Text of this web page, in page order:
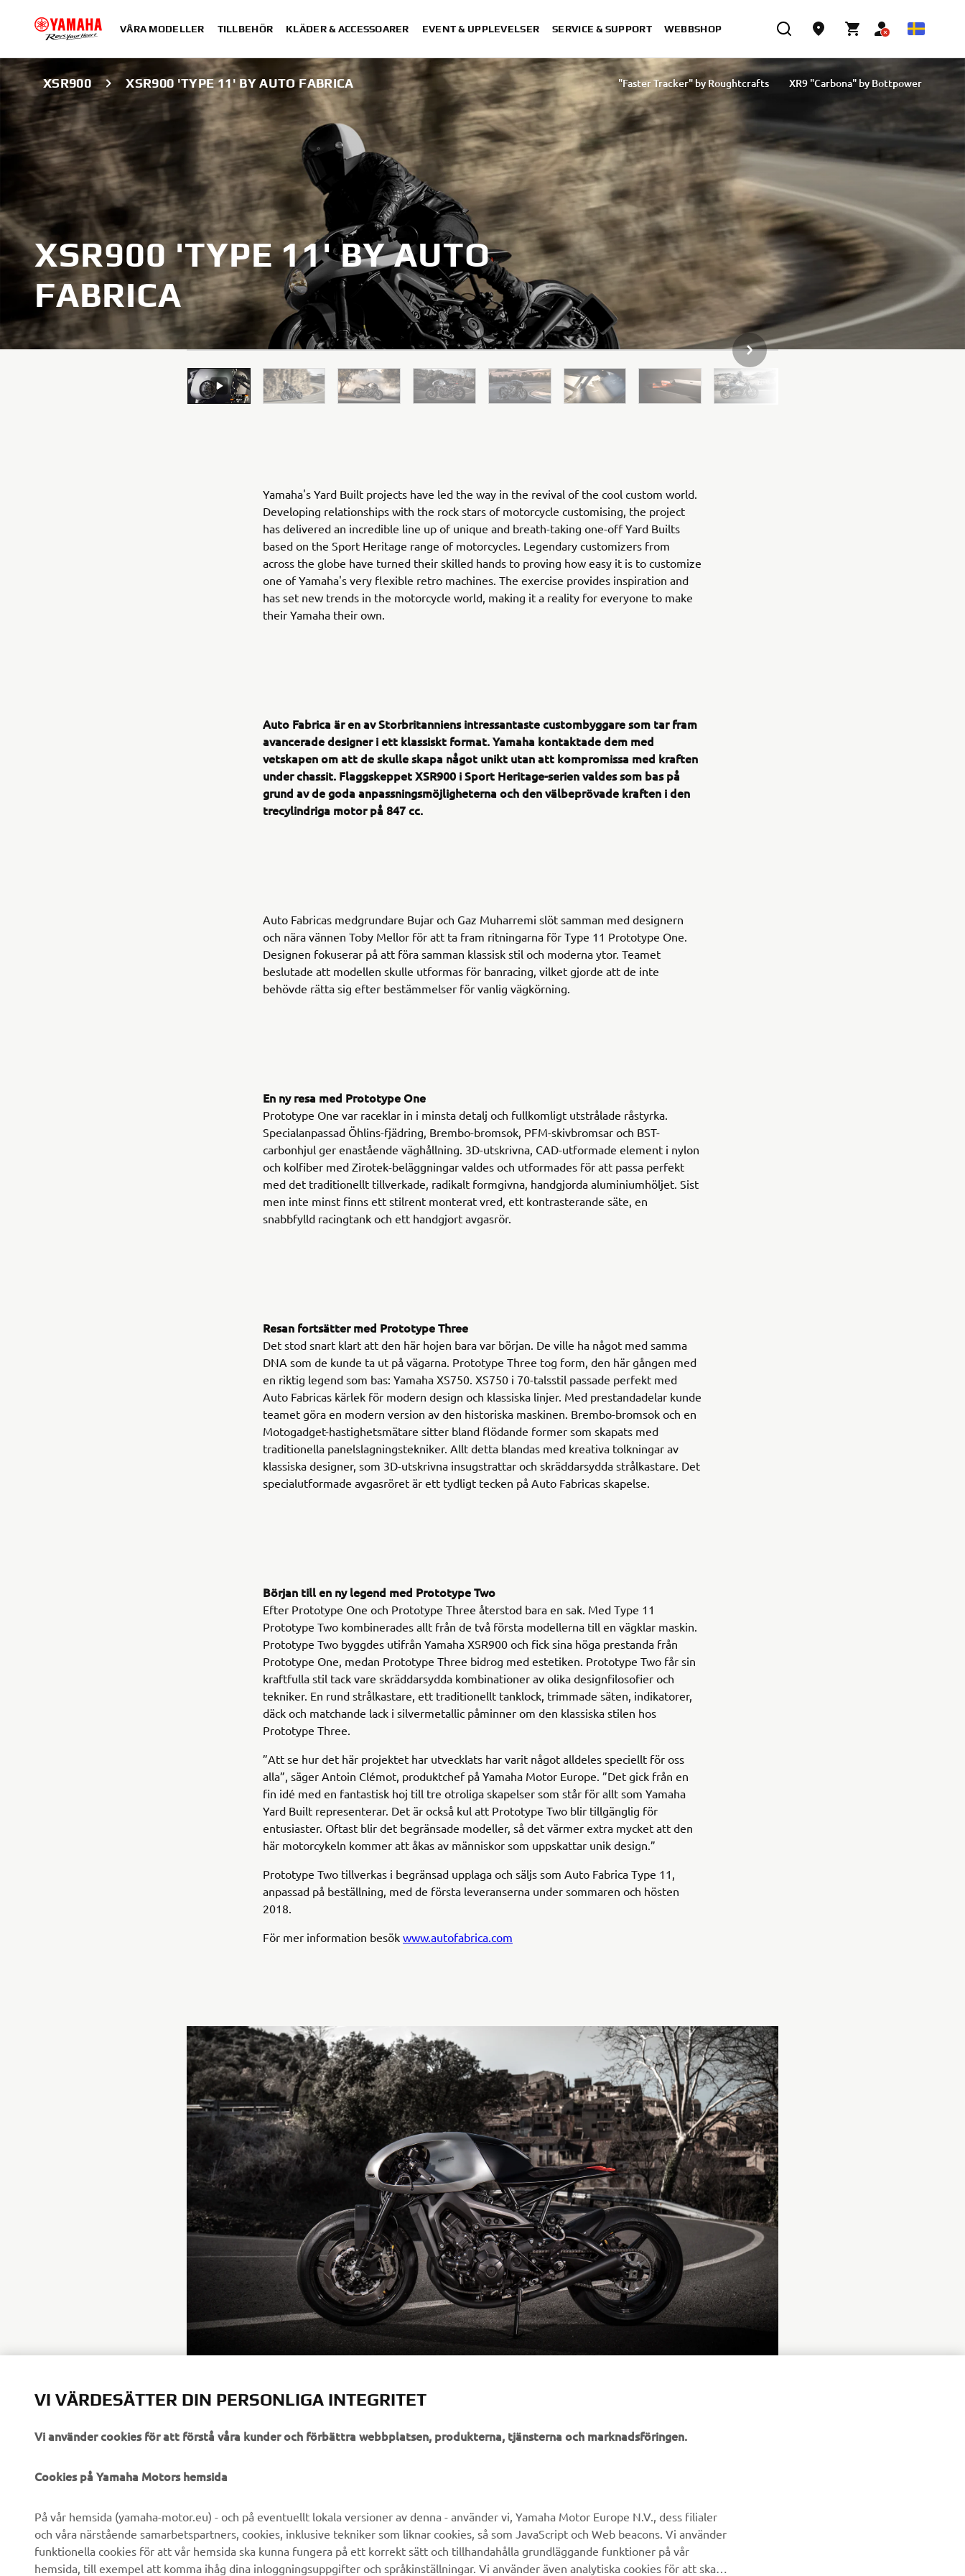
VÅRA MODELLER TILLBEHÖR KLÄDER & ACCESSOARER EVENT & UPPLEVELSER SERVICE & SUPPORT WEBBSHOP
XSR900 XSR900 'TYPE 11' BY AUTO FABRICA "Faster Tracker" by Roughtcrafts XR9 "Carbona" by Bottpower
XSR900 'TYPE 11' BY AUTO
FABRICA
NÄSTA GALLERIOBJEKT
Yamaha's Yard Built projects have led the way in the revival of the cool custom world.
Developing relationships with the rock stars of motorcycle customising, the project
has delivered an incredible line up of unique and breath-taking one-off Yard Builts
based on the Sport Heritage range of motorcycles. Legendary customizers from
across the globe have turned their skilled hands to proving how easy it is to customize
one of Yamaha's very flexible retro machines. The exercise provides inspiration and
has set new trends in the motorcycle world, making it a reality for everyone to make
their Yamaha their own.
Auto Fabrica är en av Storbritanniens intressantaste custombyggare som tar fram
avancerade designer i ett klassiskt format. Yamaha kontaktade dem med
vetskapen om att de skulle skapa något unikt utan att kompromissa med kraften
under chassit. Flaggskeppet XSR900 i Sport Heritage-serien valdes som bas på
grund av de goda anpassningsmöjligheterna och den välbeprövade kraften i den
trecylindriga motor på 847 cc.
Auto Fabricas medgrundare Bujar och Gaz Muharremi slöt samman med designern
och nära vännen Toby Mellor för att ta fram ritningarna för Type 11 Prototype One.
Designen fokuserar på att föra samman klassisk stil och moderna ytor. Teamet
beslutade att modellen skulle utformas för banracing, vilket gjorde att de inte
behövde rätta sig efter bestämmelser för vanlig vägkörning.
En ny resa med Prototype One
Prototype One var raceklar in i minsta detalj och fullkomligt utstrålade råstyrka.
Specialanpassad Öhlins-fjädring, Brembo-bromsok, PFM-skivbromsar och BST-
carbonhjul ger enastående väghållning. 3D-utskrivna, CAD-utformade element i nylon
och kolfiber med Zirotek-beläggningar valdes och utformades för att passa perfekt
med det traditionellt tillverkade, radikalt formgivna, handgjorda aluminiumhöljet. Sist
men inte minst finns ett stilrent monterat vred, ett kontrasterande säte, en
snabbfylld racingtank och ett handgjort avgasrör.
Resan fortsätter med Prototype Three
Det stod snart klart att den här hojen bara var början. De ville ha något med samma
DNA som de kunde ta ut på vägarna. Prototype Three tog form, den här gången med
en riktig legend som bas: Yamaha XS750. XS750 i 70-talsstil passade perfekt med
Auto Fabricas kärlek för modern design och klassiska linjer. Med prestandadelar kunde
teamet göra en modern version av den historiska maskinen. Brembo-bromsok och en
Motogadget-hastighetsmätare sitter bland flödande former som skapats med
traditionella panelslagningstekniker. Allt detta blandas med kreativa tolkningar av
klassiska designer, som 3D-utskrivna insugstrattar och skräddarsydda strålkastare. Det
specialutformade avgasröret är ett tydligt tecken på Auto Fabricas skapelse.
Början till en ny legend med Prototype Two
Efter Prototype One och Prototype Three återstod bara en sak. Med Type 11
Prototype Two kombinerades allt från de två första modellerna till en vägklar maskin.
Prototype Two byggdes utifrån Yamaha XSR900 och fick sina höga prestanda från
Prototype One, medan Prototype Three bidrog med estetiken. Prototype Two får sin
kraftfulla stil tack vare skräddarsydda kombinationer av olika designfilosofier och
tekniker. En rund strålkastare, ett traditionellt tanklock, trimmade säten, indikatorer,
däck och matchande lack i silvermetallic påminner om den klassiska stilen hos
Prototype Three.
”Att se hur det här projektet har utvecklats har varit något alldeles speciellt för oss
alla”, säger Antoin Clémot, produktchef på Yamaha Motor Europe. ”Det gick från en
fin idé med en fantastisk hoj till tre otroliga skapelser som står för allt som Yamaha
Yard Built representerar. Det är också kul att Prototype Two blir tillgänglig för
entusiaster. Oftast blir det begränsade modeller, så det värmer extra mycket att den
här motorcykeln kommer att åkas av människor som uppskattar unik design.”
Prototype Two tillverkas i begränsad upplaga och säljs som Auto Fabrica Type 11,
anpassad på beställning, med de första leveranserna under sommaren och hösten
2018.
För mer information besök www.autofabrica.com
FÖRETAG
Om oss
Nyheter
B2B
eBike-system
Myndigheter
Golfbanor
Yamaha Music
Yamaha Racing
Reservdelskatalog
Yamaha-återförsäljare
nyheterna och mycket mer
VI VÄRDESÄTTER DIN PERSONLIGA INTEGRITET
Vi använder cookies för att förstå våra kunder och förbättra webbplatsen, produkterna, tjänsterna och marknadsföringen.
Cookies på Yamaha Motors hemsida
På vår hemsida (yamaha-motor.eu) - och på eventuellt lokala versioner av denna - använder vi, Yamaha Motor Europe N.V., dess filialer
och våra närstående samarbetspartners, cookies, inklusive tekniker som liknar cookies, så som JavaScript och Web beacons. Vi använder
funktionella cookies för att vår hemsida ska kunna fungera på ett korrekt sätt och tillhandahålla grundläggande funktioner på vår
hemsida, till exempel att komma ihåg dina inloggningsuppgifter och språkinställningar. Vi använder även analytiska cookies för att skapa